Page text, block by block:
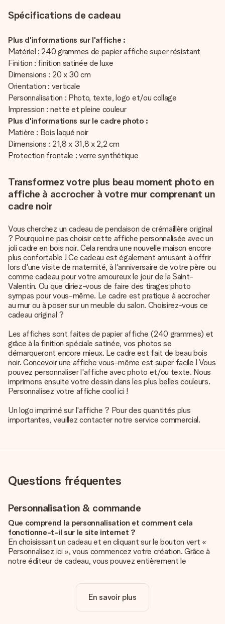
Spécifications de cadeau
Plus d'informations sur l'affiche :
Matériel : 240 grammes de papier affiche super résistant
Finition : finition satinée de luxe
Dimensions : 20 x 30 cm
Orientation : verticale
Personnalisation : Photo, texte, logo et/ou collage
Impression : nette et pleine couleur
Plus d'informations sur le cadre photo :
Matière : Bois laqué noir
Dimensions : 21,8 x 31,8 x 2,2 cm
Protection frontale : verre synthétique
Transformez votre plus beau moment photo en
affiche à accrocher à votre mur comprenant un
cadre noir
Vous cherchez un cadeau de pendaison de crémaillère original
? Pourquoi ne pas choisir cette affiche personnalisée avec un
joli cadre en bois noir. Cela rendra une nouvelle maison encore
plus confortable ! Ce cadeau est également amusant à offrir
lors d'une visite de maternité, à l'anniversaire de votre père ou
comme cadeau pour votre amoureux le jour de la Saint-
Valentin. Ou que diriez-vous de faire des tirages photo
sympas pour vous-même. Le cadre est pratique à accrocher
au mur ou à poser sur un meuble du salon. Choisirez-vous ce
cadeau original ?
Les affiches sont faites de papier affiche (240 grammes) et
grâce à la finition spéciale satinée, vos photos se
démarqueront encore mieux. Le cadre est fait de beau bois
noir. Concevoir une affiche vous-même est super facile ! Vous
pouvez personnaliser l'affiche avec photo et/ou texte. Nous
imprimons ensuite votre dessin dans les plus belles couleurs.
Personnalisez votre affiche cool ici !
Un logo imprimé sur l'affiche ? Pour des quantités plus
importantes, veuillez contacter notre service commercial.
Questions fréquentes
Personnalisation & commande
Que comprend la personnalisation et comment cela
fonctionne-t-il sur le site internet ?
En choisissant un cadeau et en cliquant sur le bouton vert «
Personnalisez ici », vous commencez votre création. Grâce à
notre éditeur de cadeau, vous pouvez entièrement le
unique pour ajouter une touche finale à votre cadeau.
La personnalisation est-elle comprise dans le prix ?
En savoir plus